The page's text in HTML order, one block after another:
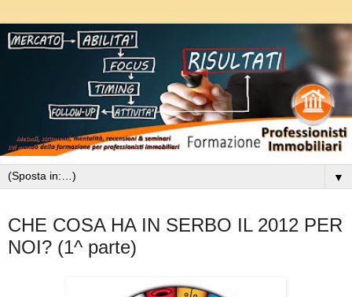
▼
CHE COSA HA IN SERBO IL 2012 PER
NOI? (1^ parte)